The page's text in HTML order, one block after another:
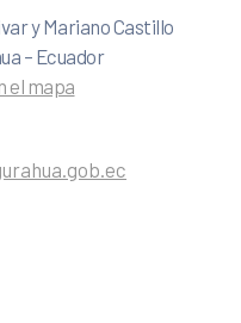
y Mariano Castillo
– Ecuador
el mapa